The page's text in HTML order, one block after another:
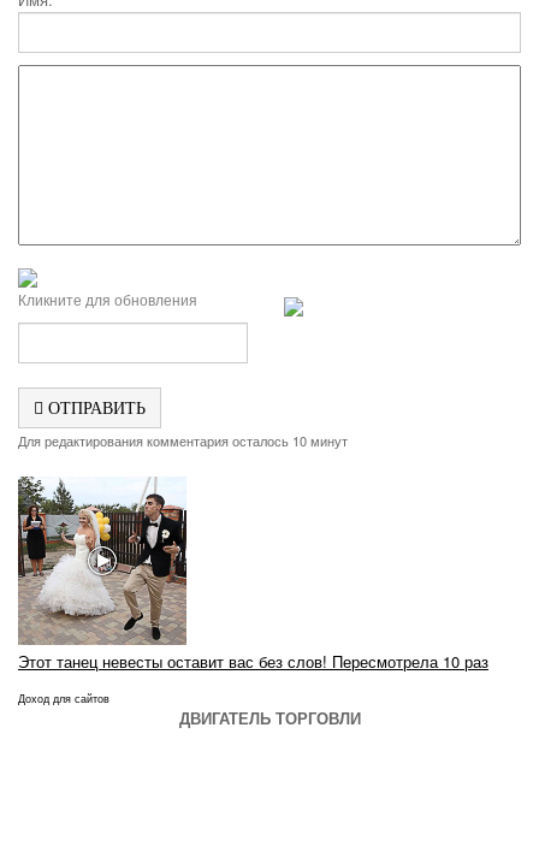
Кликните для обновления
ОТПРАВИТЬ
Для редактирования комментария осталось 10 минут
Этот танец невесты оставит вас без слов! Пересмотрела 10 раз
Доход для сайтов
ДВИГАТЕЛЬ ТОРГОВЛИ